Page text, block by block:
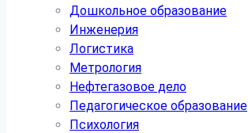
Дошкольное образование
Инженерия
Логистика
Метрология
Нефтегазовое дело
Педагогическое образование
Психология